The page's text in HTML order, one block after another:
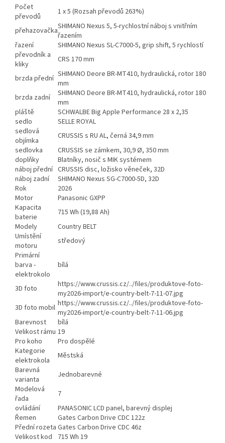
Počet
převodů
1 x 5 (Rozsah převodů 263%)
přehazovačkaSHIMANO Nexus 5, 5-rychlostní náboj s vnitřním
řazením
řazení
SHIMANO Nexus SL-C7000-5, grip shift, 5 rychlostí
převodník a
kliky
CRS 170 mm
brzda přední SHIMANO Deore BR-MT410, hydraulická, rotor 180
mm
brzda zadní
SHIMANO Deore BR-MT410, hydraulická, rotor 180
mm
pláště
SCHWALBE Big Apple Performance 28 x 2,35
sedlo
SELLE ROYAL
sedlová
objímka
CRUSSIS s RU AL, černá 34,9 mm
sedlovka
CRUSSIS se zámkem, 30,9 Ø, 350 mm
doplňky
Blatníky, nosič s MIK systémem
náboj přední CRUSSIS disc, ložisko věneček, 32D
náboj zadní
SHIMANO Nexus SG-C7000-5D, 32D
Rok
2026
Motor
Panasonic GXPP
Kapacita
baterie
715 Wh (19,88 Ah)
Modely
Country BELT
Umístění
motoru
středový
Primární
barva -
elektrokolo
bílá
3D foto
https://www.crussis.cz/../files/produktove-foto-
my2026-import/e-country-belt-7-11-07.jpg
3D foto mobil https://www.crussis.cz/../files/produktove-foto-
my2026-import/e-country-belt-7-11-06.jpg
Barevnost
bílá
Velikost rámu 19
Pro koho
Pro dospělé
Kategorie
elektrokola
Městská
Barevná
varianta
Jednobarevné
Modelová
řada
7
ovládání
PANASONIC LCD panel, barevný displej
Řemen
Gates Carbon Drive CDC 122z
Přední rozeta Gates Carbon Drive CDC 46z
Velikost kod
715 Wh 19